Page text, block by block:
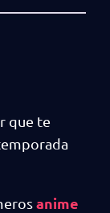
que te
anime